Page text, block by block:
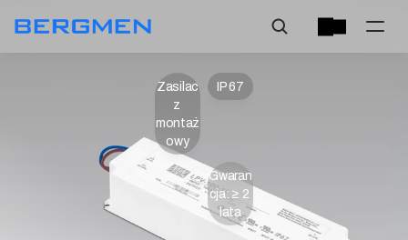
Gwaran
cja: ≥ 2
lata
IP 67
Zasilac
z
montaż
owy